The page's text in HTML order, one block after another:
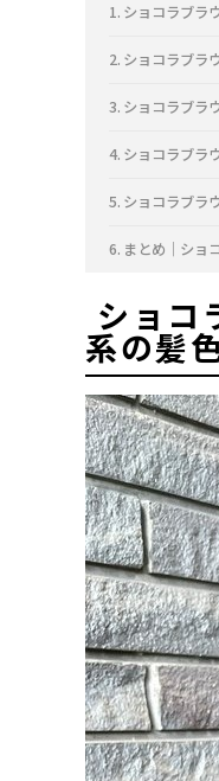
ショコラブラ
ショコラブラ
ショコラブラ
ショコラブラ
ショコラブラ
まとめ｜ショ
ショコ
系の髪